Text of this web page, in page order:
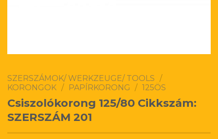
SZERSZÁMOK/ WERKZEUGE/ TOOLS /
KORONGOK / PAPÍRKORONG / 125ÖS
Csiszolókorong 125/80 Cikkszám:
SZERSZÁM 201